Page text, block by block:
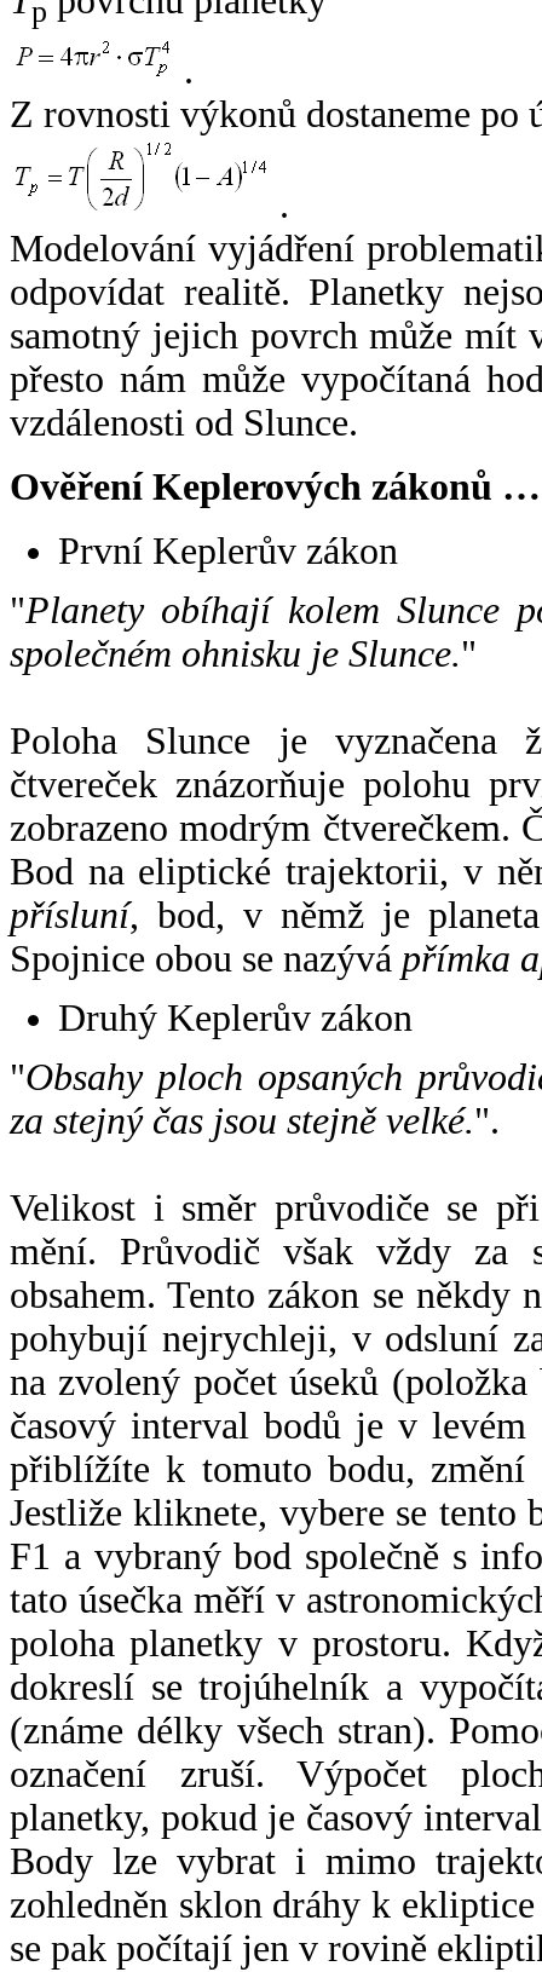
p
.
Z rovnosti výkonů dostaneme po
.
Modelování vyjádření
odpovídat realitě. Planetky
samotný jejich povrch může mít
přesto nám může vypočítaná
vzdálenosti od Slunce.
Ověření Keplerových zákonů …
První Keplerův zákon
"Planety obíhají kolem Slunce
společném ohnisku je Slunce."
Poloha Slunce je vyznačena
čtvereček znázorňuje polohu
zobrazeno modrým čtverečkem.
Bod na eliptické trajektorii, v
přísluní, bod, v němž je
Spojnice obou se nazývá přímka
Druhý Keplerův zákon
"Obsahy ploch opsaných
za stejný čas jsou stejně velké.".
Velikost i směr průvodiče se
mění. Průvodič však vždy za
obsahem. Tento zákon se někdy
pohybují nejrychleji, v odsluní
na zvolený počet úseků
časový interval bodů je v
přiblížíte k tomuto bodu,
Jestliže kliknete, vybere se tento
F1 a vybraný bod společně s
tato úsečka měří v
poloha planetky v prostoru.
dokreslí se trojúhelník a
(známe délky všech stran).
označení zruší. Výpočet
planetky, pokud je časový
Body lze vybrat i mimo
zohledněn sklon dráhy k
se pak počítají jen v rovině